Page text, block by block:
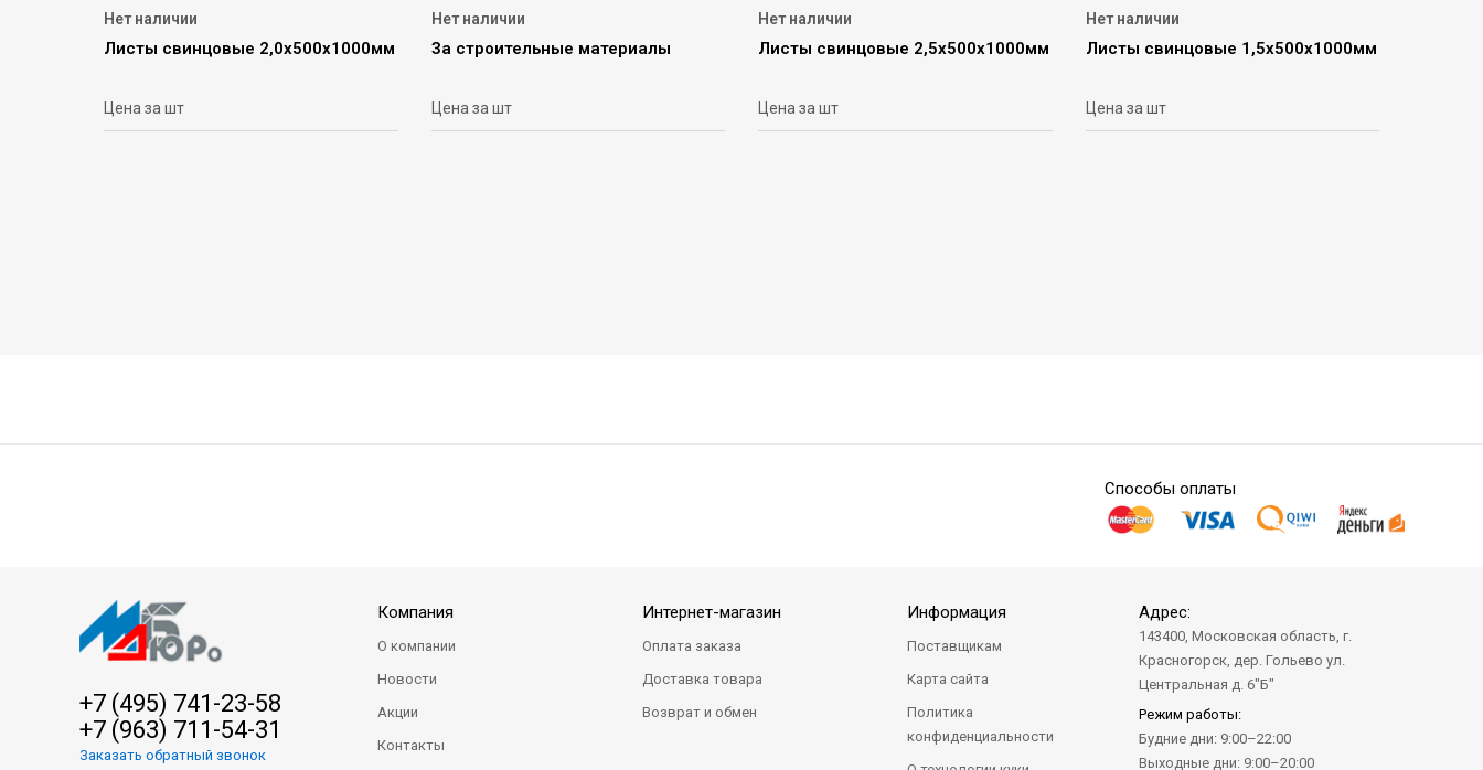
Нет наличии
Листы свинцовые 2,0х500х1000мм
Цена за шт
Нет наличии
За строительные материалы
Цена за шт
Нет наличии
Листы свинцовые 2,5х500х1000мм
Цена за шт
Нет наличии
Листы свинцовые 1,5х500х1000мм
Цена за шт
Способы оплаты
+7 (495) 741-23-58
+7 (963) 711-54-31
Заказать обратный звонок
Компания
О компании
Новости
Акции
Контакты
Интернет-магазин
Оплата заказа
Доставка товара
Возврат и обмен
Информация
Поставщикам
Карта сайта
Политика
конфиденциальности
Адрес:
143400, Московская область, г.
Красногорск, дер. Гольево ул.
Центральная д. 6"Б"
Режим работы:
Будние дни: 9:00–22:00
Выходные дни: 9:00–20:00